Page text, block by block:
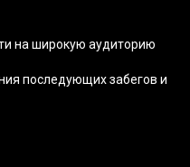
на широкую аудиторию
последующих забегов и